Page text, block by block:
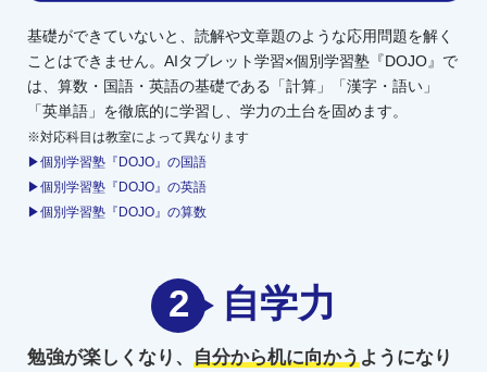
基礎ができていないと、読解や文章題のような応用問題を解く
ことはできません。AIタブレット学習×個別学習塾『DOJO』で
は、算数・国語・英語の基礎である「計算」「漢字・語い」
「英単語」を徹底的に学習し、学力の土台を固めます。
※対応科目は教室によって異なります
▶個別学習塾『DOJO』の国語
▶個別学習塾『DOJO』の英語
▶個別学習塾『DOJO』の算数
2 自学力
勉強が楽しくなり、 自分から机に向かうようになり